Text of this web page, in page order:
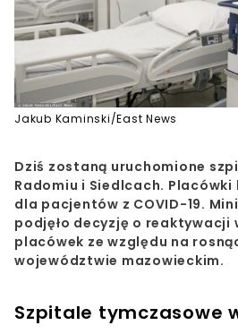
Jakub Kaminski/East News
Dziś zostaną uruchomione
Radomiu i Siedlcach.
dla pacjentów z COVID-19.
podjęło decyzję o reaktywacji
placówek ze względu na
województwie mazowieckim.
Szpitale tymczasowe